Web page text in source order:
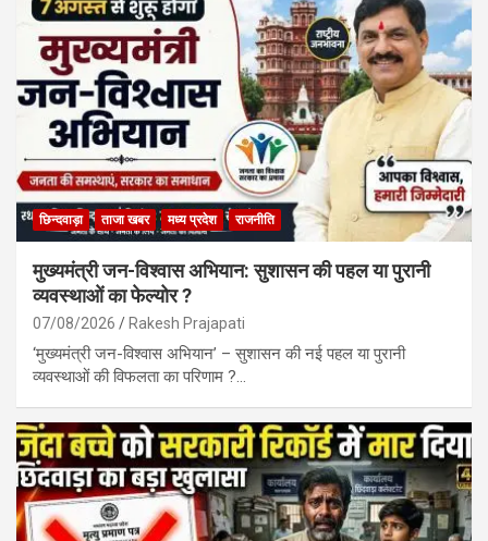
छिन्दवाड़ा ताजा खबर मध्य प्रदेश राजनीति
मुख्यमंत्री जन-विश्वास अभियान: सुशासन की पहल या पुरानी
व्यवस्थाओं का फेल्योर ?
07/08/2026 Rakesh Prajapati
‘मुख्यमंत्री जन-विश्वास अभियान’ – सुशासन की नई पहल या पुरानी
व्यवस्थाओं की विफलता का परिणाम ?…